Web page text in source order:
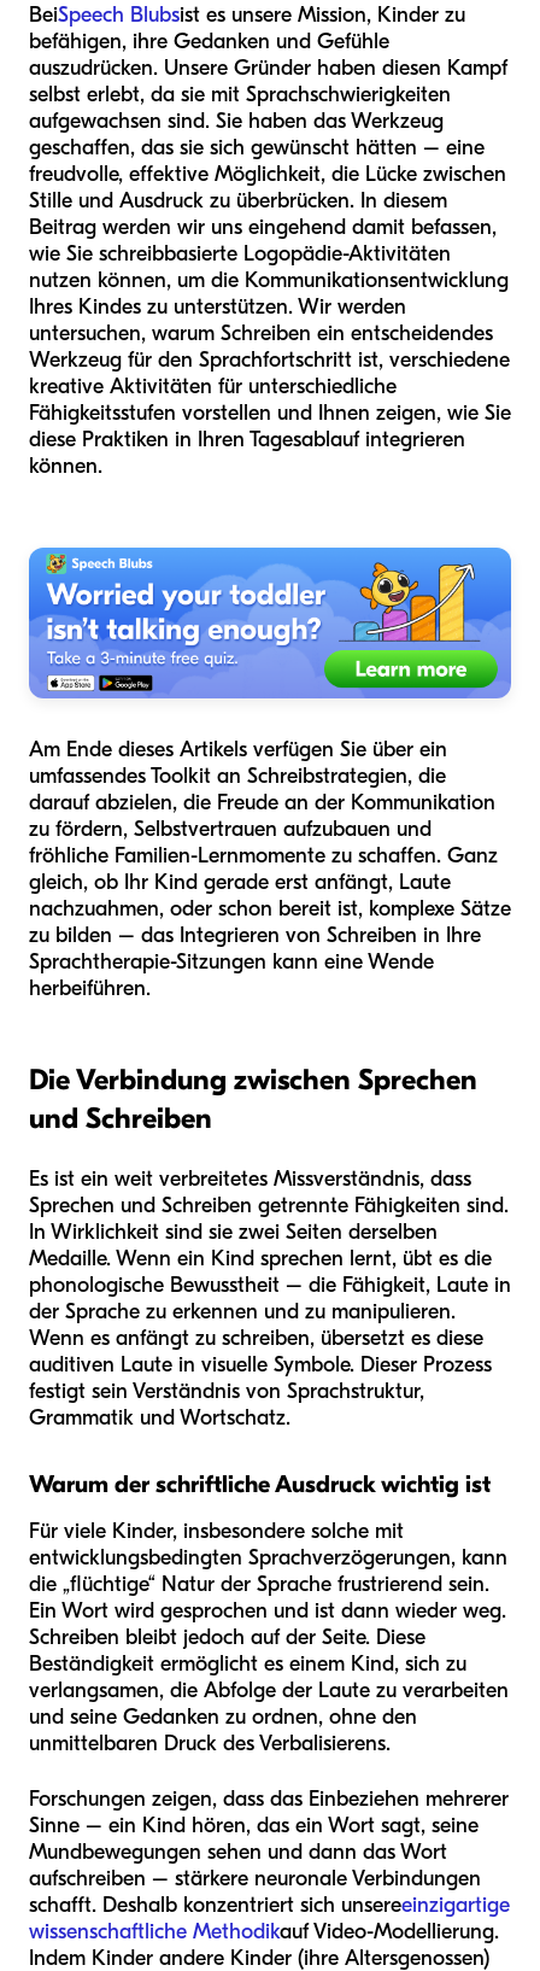
BeiSpeech Blubsist es unsere Mission, Kinder zu
befähigen, ihre Gedanken und Gefühle
auszudrücken. Unsere Gründer haben diesen Kampf
selbst erlebt, da sie mit Sprachschwierigkeiten
aufgewachsen sind. Sie haben das Werkzeug
geschaffen, das sie sich gewünscht hätten – eine
freudvolle, effektive Möglichkeit, die Lücke zwischen
Stille und Ausdruck zu überbrücken. In diesem
Beitrag werden wir uns eingehend damit befassen,
wie Sie schreibbasierte Logopädie-Aktivitäten
nutzen können, um die Kommunikationsentwicklung
Ihres Kindes zu unterstützen. Wir werden
untersuchen, warum Schreiben ein entscheidendes
Werkzeug für den Sprachfortschritt ist, verschiedene
kreative Aktivitäten für unterschiedliche
Fähigkeitsstufen vorstellen und Ihnen zeigen, wie Sie
diese Praktiken in Ihren Tagesablauf integrieren
können.
Am Ende dieses Artikels verfügen Sie über ein
umfassendes Toolkit an Schreibstrategien, die
darauf abzielen, die Freude an der Kommunikation
zu fördern, Selbstvertrauen aufzubauen und
fröhliche Familien-Lernmomente zu schaffen. Ganz
gleich, ob Ihr Kind gerade erst anfängt, Laute
nachzuahmen, oder schon bereit ist, komplexe Sätze
zu bilden – das Integrieren von Schreiben in Ihre
Sprachtherapie-Sitzungen kann eine Wende
herbeiführen.
Die Verbindung zwischen Sprechen
und Schreiben
Es ist ein weit verbreitetes Missverständnis, dass
Sprechen und Schreiben getrennte Fähigkeiten sind.
In Wirklichkeit sind sie zwei Seiten derselben
Medaille. Wenn ein Kind sprechen lernt, übt es die
phonologische Bewusstheit – die Fähigkeit, Laute in
der Sprache zu erkennen und zu manipulieren.
Wenn es anfängt zu schreiben, übersetzt es diese
auditiven Laute in visuelle Symbole. Dieser Prozess
festigt sein Verständnis von Sprachstruktur,
Grammatik und Wortschatz.
Warum der schriftliche Ausdruck wichtig ist
Für viele Kinder, insbesondere solche mit
entwicklungsbedingten Sprachverzögerungen, kann
die „flüchtige“ Natur der Sprache frustrierend sein.
Ein Wort wird gesprochen und ist dann wieder weg.
Schreiben bleibt jedoch auf der Seite. Diese
Beständigkeit ermöglicht es einem Kind, sich zu
verlangsamen, die Abfolge der Laute zu verarbeiten
und seine Gedanken zu ordnen, ohne den
unmittelbaren Druck des Verbalisierens.
Forschungen zeigen, dass das Einbeziehen mehrerer
Sinne – ein Kind hören, das ein Wort sagt, seine
Mundbewegungen sehen und dann das Wort
aufschreiben – stärkere neuronale Verbindungen
schafft. Deshalb konzentriert sich unsereeinzigartige
wissenschaftliche Methodikauf Video-Modellierung.
Indem Kinder andere Kinder (ihre Altersgenossen)